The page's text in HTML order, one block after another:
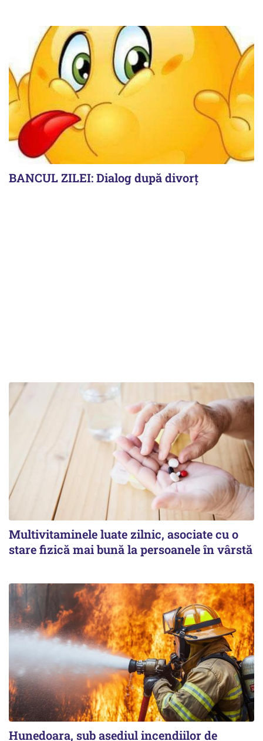
BANCUL ZILEI: Dialog după divorț
Multivitaminele luate zilnic, asociate cu o
stare fizică mai bună la persoanele în vârstă
Hunedoara, sub asediul incendiilor de